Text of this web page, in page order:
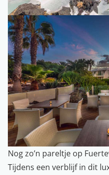
Nog zo’n pareltje op
Tijdens een verblijf in dit